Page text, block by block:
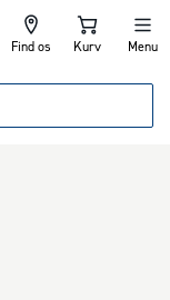
Find os Kurv Menu